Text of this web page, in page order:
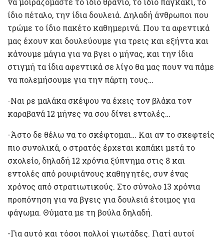
ίδιο πέταλο, την ίδια δουλειά. Δηλαδή άνθρωποι που
τρώμε το ίδιο πακέτο καθημερινά. Που τα αφεντικά
μας έχουν και δουλεύουμε για τρεις και εξήντα και
κάνουμε μάγια για να βγει ο μήνας, και την ίδια
στιγμή τα ίδια αφεντικά σε λίγο θα μας πουν να πάμε
να πολεμήσουμε για την πάρτη τους…
-Ναι ρε μαλάκα σκέψου να έχεις τον βλάκα τον
καραβανά 12 μήνες να σου δίνει εντολές…
-Άστο δε θέλω να το σκέφτομαι… Και αν το σκεφτείς
πιο συνολικά, ο στρατός έρχεται καπάκι μετά το
σχολείο, δηλαδή 12 χρόνια ξύπνημα στις 8 και
εντολές από ρουφιάνους καθηγητές, συν ένας
χρόνος από στρατιωτικούς. Στο σύνολο 13 χρόνια
προπόνηση για να βγεις για δουλειά έτοιμος για
φάγωμα. Θύματα με τη βούλα δηλαδή.
-Για αυτό και τόσοι πολλοί γιωτάδες. Γιατί αυτοί